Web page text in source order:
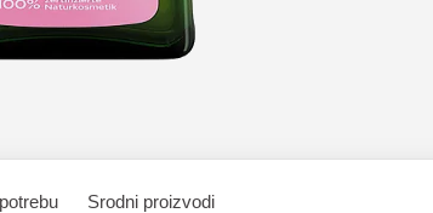
Srodni proizvodi